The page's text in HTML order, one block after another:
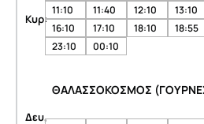
Κυρ:
11:10
11:40 12:10 13:10
16:10
17:10 18:10 18:55
23:10
00:10
ΘΑΛΑΣΣΟΚΟΣΜΟΣ
Δευ,